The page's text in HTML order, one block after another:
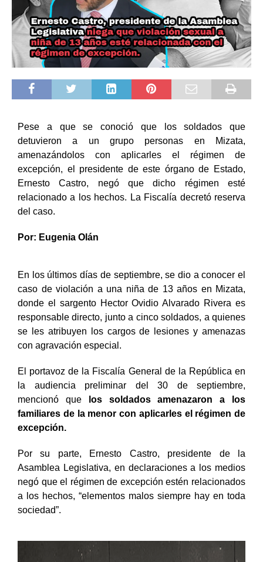
Pese a que se conoció que los soldados que
detuvieron a un grupo personas en Mizata,
amenazándolos con aplicarles el régimen de
excepción, el presidente de este órgano de Estado,
Ernesto Castro, negó que dicho régimen esté
relacionado a los hechos. La Fiscalía decretó reserva
del caso.
Por: Eugenia Olán
En los últimos días de septiembre, se dio a conocer el
caso de violación a una niña de 13 años en Mizata,
donde el sargento Hector Ovidio Alvarado Rivera es
responsable directo, junto a cinco soldados, a quienes
se les atribuyen los cargos de lesiones y amenazas
con agravación especial.
El portavoz de la Fiscalía General de la República en
la audiencia preliminar del 30 de septiembre,
mencionó que
los soldados amenazaron a los
familiares de la menor con aplicarles el régimen de
excepción.
Por su parte, Ernesto Castro, presidente de la
Asamblea Legislativa, en declaraciones a los medios
negó que el régimen de excepción estén relacionados
a los hechos, “elementos malos siempre hay en toda
sociedad”.